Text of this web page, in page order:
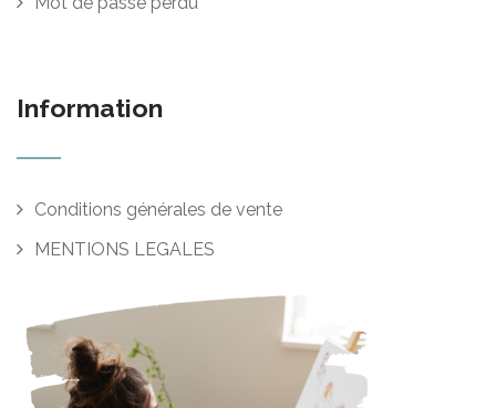
Information
Conditions générales de vente
MENTIONS LEGALES